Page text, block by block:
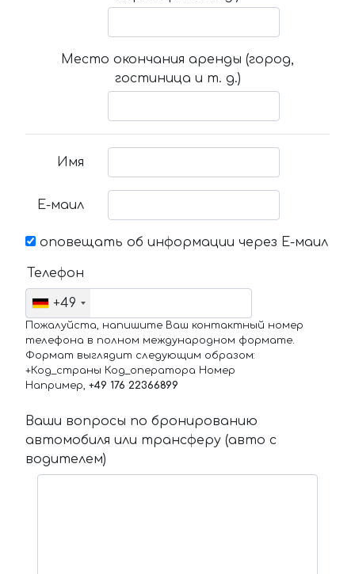
Место окончания аренды (город,
гостиница и т. д.)
Имя
Е-маил
оповещать об информации через Е-маил
Телефон
+49
Пожалуйста, напишите Ваш контактный номер
телефона в полном международном формате.
Формат выглядит следующим образом:
+Код_страны Код_оператора Номер
Например, +49 176 22366899
Ваши вопросы по бронированию
автомобиля или трансферу (авто с
водителем)